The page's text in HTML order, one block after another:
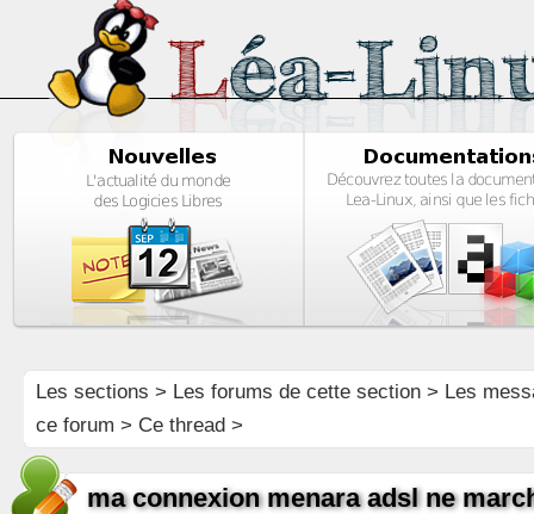
Les sections > Les forums de cette section> Les
ce forum > Ce thread >
ma connexion menara adsl ne